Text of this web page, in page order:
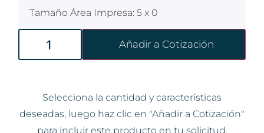
Tamaño Área Impresa: 5 x 0
Añadir a Cotización
Selecciona la cantidad y características
deseadas, luego haz clic en "Añadir a Cotización"
para incluir este producto en tu solicitud.